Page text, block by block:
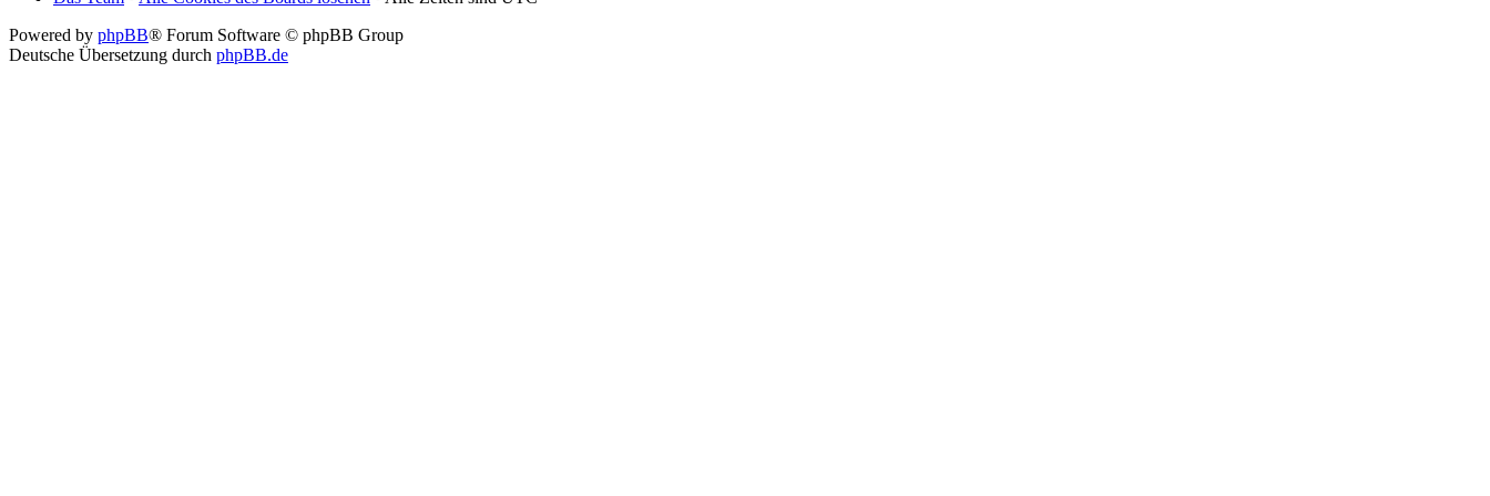
Powered by phpBB® Forum Software © phpBB Group
Deutsche Übersetzung durch phpBB.de